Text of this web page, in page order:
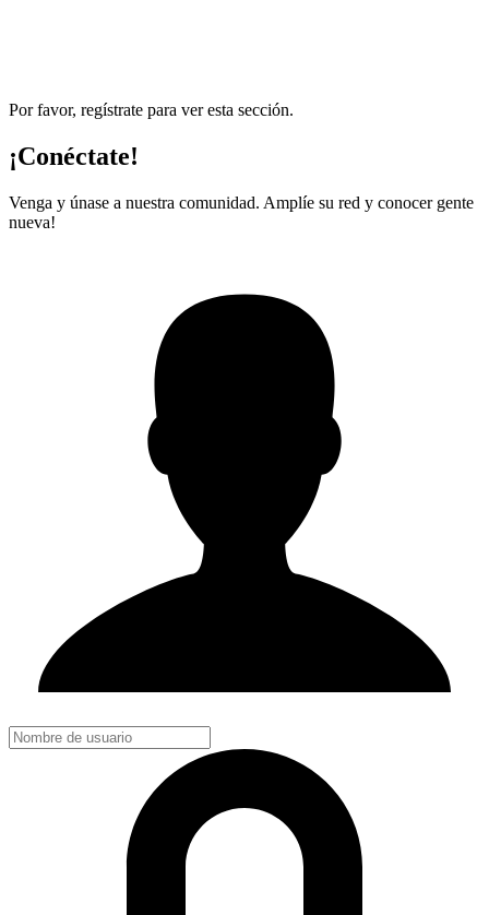
Por favor, regístrate para ver esta sección.
¡Conéctate!
Venga y únase a nuestra comunidad. Amplíe su red y conocer gente
nueva!